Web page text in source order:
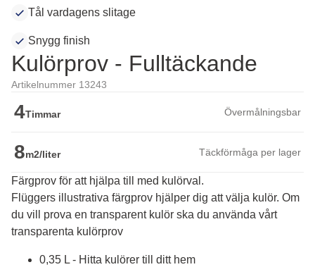
Tål vardagens slitage
Snygg finish
Kulörprov - Fulltäckande
Artikelnummer 13243
4Timmar Övermålningsbar
8m2/liter Täckförmåga per lager
Färgprov för att hjälpa till med kulörval.
Flüggers illustrativa färgprov hjälper dig att välja kulör. Om
du vill prova en transparent kulör ska du använda vårt
transparenta kulörprov
0,35 L - Hitta kulörer till ditt hem